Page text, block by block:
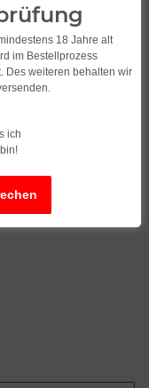
18 Jahre alt
im Bestellprozess
Des weiteren behalten wir
ich